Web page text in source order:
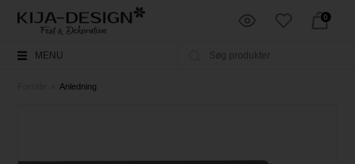
0
MENU
Anledning